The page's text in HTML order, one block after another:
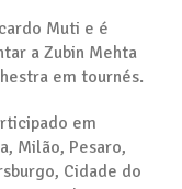
Muti e é
a Zubin Mehta
em tournés.
em
Milão, Pesaro,
Cidade do